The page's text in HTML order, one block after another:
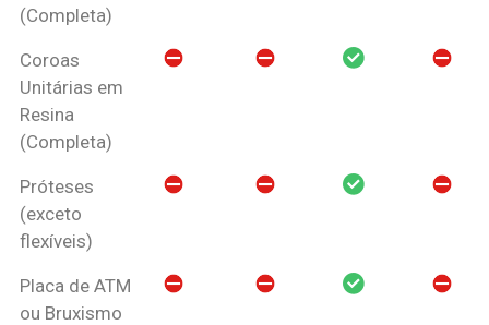
(Completa)
Coroas
Unitárias em
Resina
(Completa)
Próteses
(exceto
flexíveis)
Placa de ATM
ou Bruxismo